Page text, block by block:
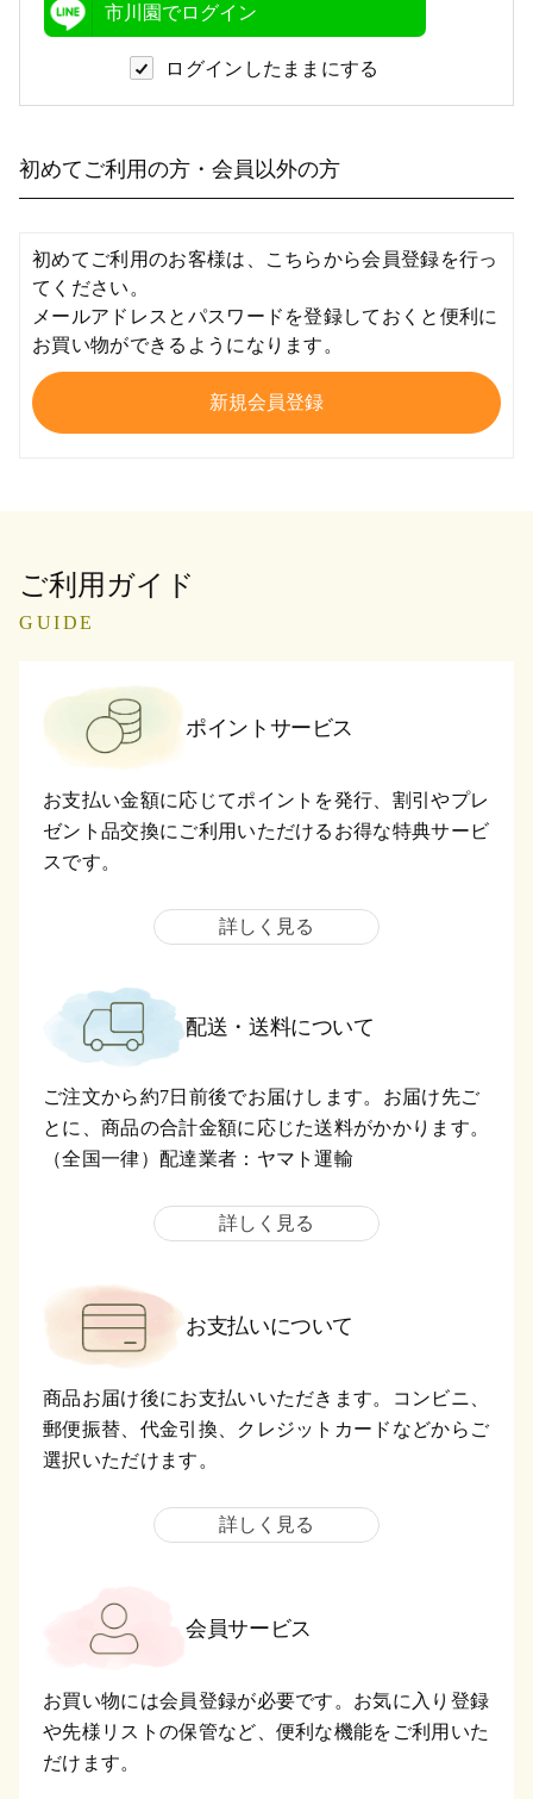
市川園でログイン
ログインしたままにする
初めてご利用の方・会員以外の方
初めてご利用のお客様は、こちらから会員登録を行っ
てください。
メールアドレスとパスワードを登録しておくと便利に
お買い物ができるようになります。
ご利用ガイド
GUIDE
ポイントサービス
お支払い金額に応じてポイントを発行、割引やプレ
ゼント品交換にご利用いただけるお得な特典サービ
スです。
詳しく見る
配送・送料について
ご注文から約7日前後でお届けします。お届け先ご
とに、商品の合計金額に応じた送料がかかります。
（全国一律）配達業者：ヤマト運輸
詳しく見る
お支払いについて
商品お届け後にお支払いいただきます。コンビニ、
郵便振替、代金引換、クレジットカードなどからご
選択いただけます。
詳しく見る
会員サービス
お買い物には会員登録が必要です。お気に入り登録
や先様リストの保管など、便利な機能をご利用いた
だけます。